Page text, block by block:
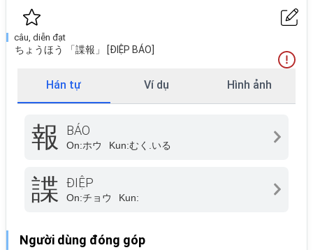
câu, diễn đạt
ちょうほう 「諜報」 [ĐIỆP BÁO]
Hán tự Ví dụ Hình ảnh
報 BÁO
On:ホウ Kun:むく.いる
諜 ĐIỆP
On:チョウ Kun:
Người dùng đóng góp